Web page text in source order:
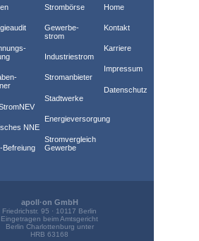
NNE
Befreiung
Strombörse
Gewerbe­
strom
Industriestrom
Stromanbieter
Stadtwerke
Energieversorgung
Stromvergleich
Gewerbe
Home
Kontakt
Karriere
Impressum
Datenschutz
apoll·on GmbH
Friedrichstr. 95 · 10117 Berlin
Eingetragen beim Amtsgericht
Berlin Charlottenburg unter
HRB 63168